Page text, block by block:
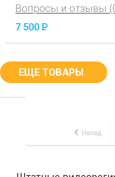
Вопросы и отзывы
7 500P
ЕЩЕ ТОВАРЫ
Назад